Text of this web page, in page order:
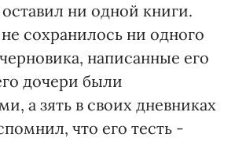
ни одной книги.
сохранилось ни одного
написанные его
дочери были
а зять в своих дневниках
что его тесть -